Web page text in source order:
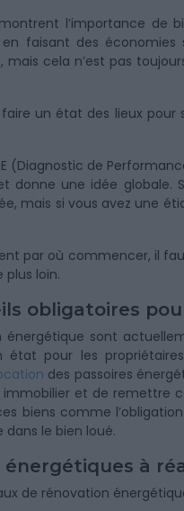
l’importance de
faisant des économies
cela n’est pas
un état des lieux
(Diagnostic de
donne une idée globale.
mais si vous avez une
par où commencer, il
plus loin.
obligatoires
énergétique sont
pour les
des passoires
et de remettre
biens comme
le bien loué.
à
de rénovation